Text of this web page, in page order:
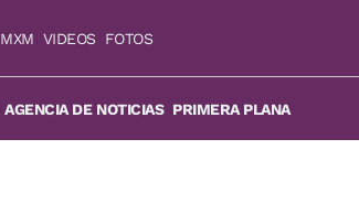
MXM VIDEOS FOTOS
AGENCIA DE NOTICIAS PRIMERA PLANA